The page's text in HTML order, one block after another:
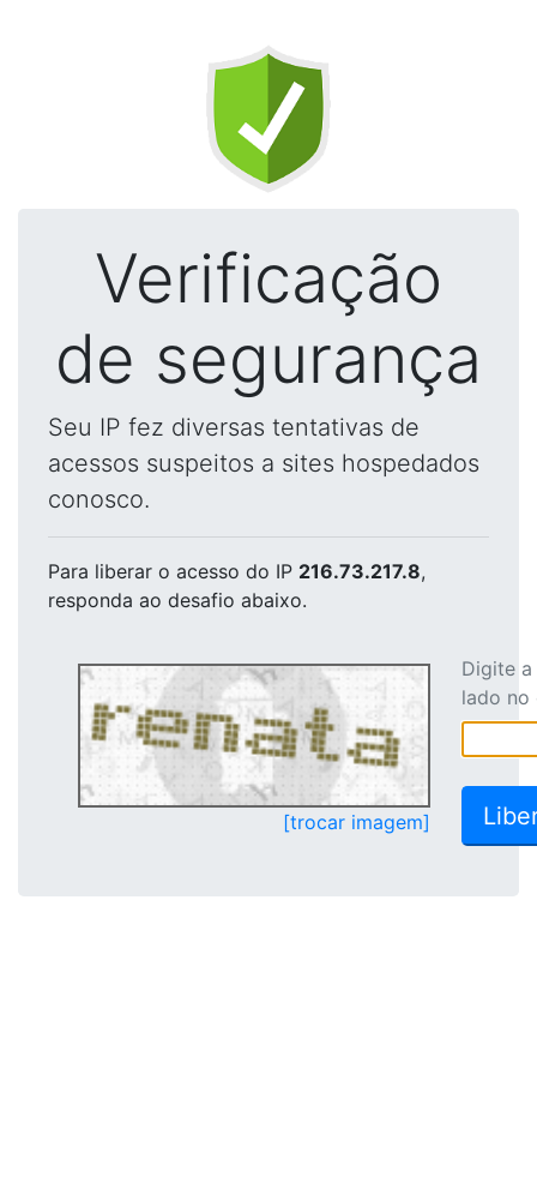
Verificação
de segurança
Seu IP fez diversas tentativas de
acessos suspeitos a sites hospedados
conosco.
Para liberar o acesso do IP 216.73.217.8,
responda ao desafio abaixo.
[trocar imagem]
Digite
lado no